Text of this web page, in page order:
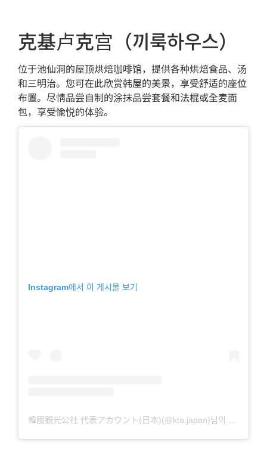
克基卢克宫（끼룩하우스）
位于池仙洞的屋顶烘焙咖啡馆，提供各种烘焙食品、汤
和三明治。您可在此欣赏韩屋的美景，享受舒适的座位
布置。尽情品尝自制的涂抹品尝套餐和法棍或全麦面
包，享受愉悦的体验。
Instagram에서 이 게시물 보기
韓國観光公社 代表アカウント(日本)(@kto.japan)님의 공유 게시물